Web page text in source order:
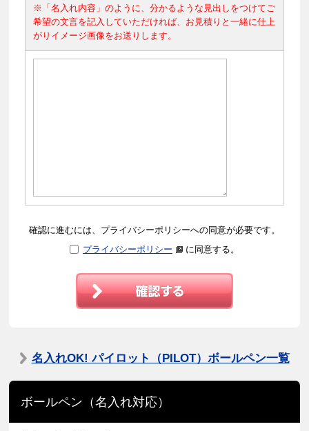
※「名入れ内容」のように、分かるような見出しをつけてご
希望の文言を記入していただければ、お見積りと一緒に仕上
がりイメージ画像をお送りします。
確認に進むには、プライバシーポリシーへの同意が必要です。
プライバシーポリシー
に同意する。
名入れOK! パイロット（PILOT）ボールペン一覧
ボールペン（名入れ対応）